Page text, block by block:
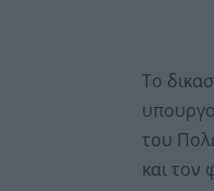
Το
του
και τον